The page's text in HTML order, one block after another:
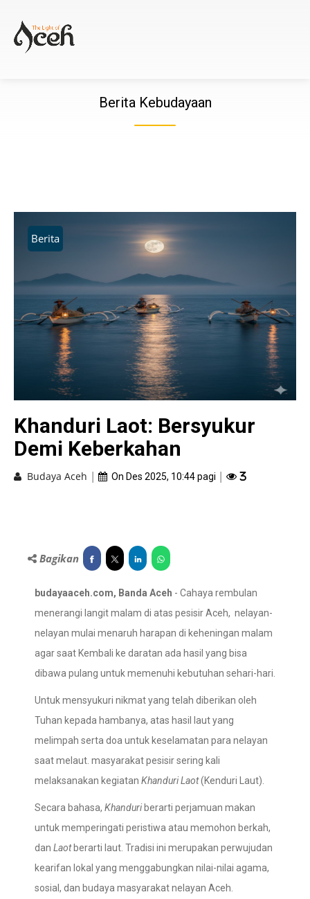
Berita Kebudayaan
Berita
Khanduri Laot: Bersyukur
Demi Keberkahan
Budaya Aceh | On Des 2025, 10:44 pagi | 3
Bagikan
budayaaceh.com, Banda Aceh - Cahaya rembulan
menerangi langit malam di atas pesisir Aceh, nelayan-
nelayan mulai menaruh harapan di keheningan malam
agar saat Kembali ke daratan ada hasil yang bisa
dibawa pulang untuk memenuhi kebutuhan sehari-hari.
Untuk mensyukuri nikmat yang telah diberikan oleh
Tuhan kepada hambanya, atas hasil laut yang
melimpah serta doa untuk keselamatan para nelayan
saat melaut. masyarakat pesisir sering kali
melaksanakan kegiatan Khanduri Laot(Kenduri Laut).
Secara bahasa, Khanduriberarti perjamuan makan
untuk memperingati peristiwa atau memohon berkah,
dan Laotberarti laut. Tradisi ini merupakan perwujudan
kearifan lokal yang menggabungkan nilai-nilai agama,
sosial, dan budaya masyarakat nelayan Aceh.